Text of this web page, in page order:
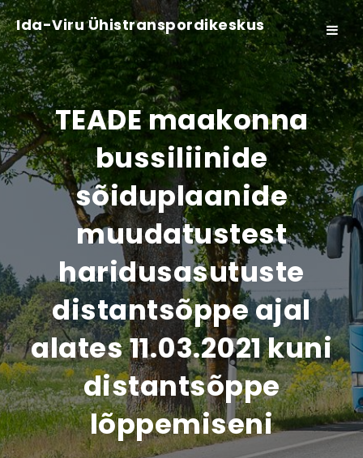
Ida-Viru Ühistranspordikeskus
Toggle
TEADE maakonna
bussiliinide
sõiduplaanide
muudatustest
haridusasutuste
distantsõppe ajal
alates 11.03.2021 kuni
distantsõppe
lõppemiseni